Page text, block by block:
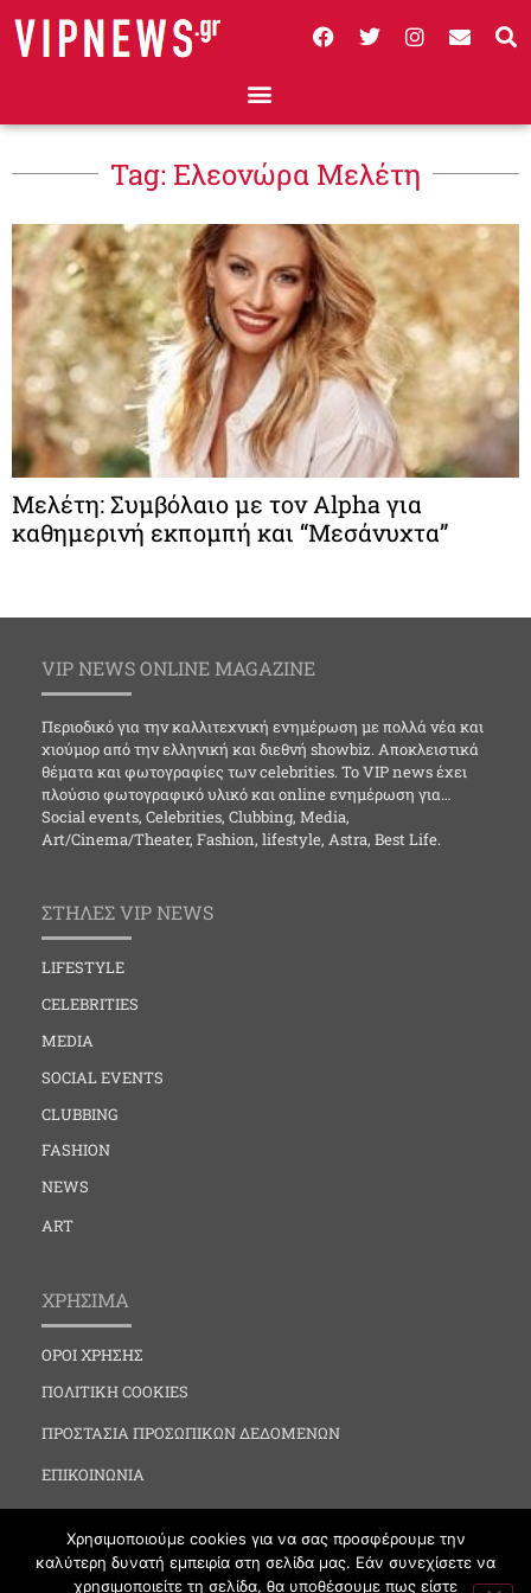
Tag: Ελεονώρα Μελέτη
Μελέτη: Συμβόλαιο με τον Alpha για
καθημερινή εκπομπή και “Μεσάνυχτα”
VIP NEWS ONLINE MAGAZINE
Περιοδικό για την καλλιτεχνική ενημέρωση με πολλά νέα και
χιούμορ από την ελληνική και διεθνή showbiz. Αποκλειστικά
θέματα και φωτογραφίες των celebrities. Το VIP news έχει
πλούσιο φωτογραφικό υλικό και online ενημέρωση για…
Social events, Celebrities, Clubbing, Media,
Art/Cinema/Theater, Fashion, lifestyle, Astra, Best Life.
ΣΤΗΛΕΣ VIP NEWS
LIFESTYLE
CELEBRITIES
MEDIA
SOCIAL EVENTS
CLUBBING
FASHION
NEWS
ART
ΧΡΗΣΙΜΑ
ΟΡΟΙ ΧΡΗΣΗΣ
ΠΟΛΙΤΙΚΗ COOKIES
ΠΡΟΣΤΑΣΙΑ ΠΡΟΣΩΠΙΚΩΝ ΔΕΔΟΜΕΝΩΝ
ΕΠΙΚΟΙΝΩΝΙΑ
Χρησιμοποιούμε cookies για να σας προσφέρουμε την
καλύτερη δυνατή εμπειρία στη σελίδα μας. Εάν συνεχίσετε να
χρησιμοποιείτε τη σελίδα, θα υποθέσουμε πως είστε